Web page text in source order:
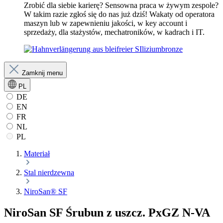
Zrobić dla siebie karierę? Sensowna praca w żywym zespole?
W takim razie zgłoś się do nas już dziś! Wakaty od operatora
maszyn lub w zapewnieniu jakości, w key account i
sprzedaży, dla stażystów, mechatroników, w kadrach i IT.
Zamknij menu
PL
DE
EN
FR
NL
PL
Materiał
Stal nierdzewna
NiroSan® SF
NiroSan SF Śrubun z uszcz. PxGZ N-VA